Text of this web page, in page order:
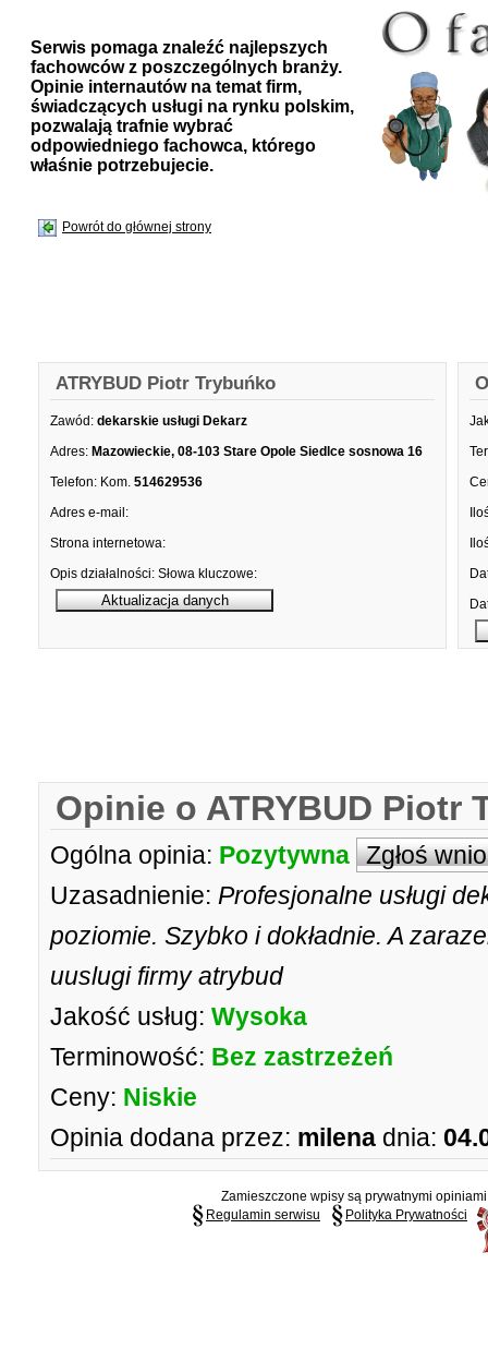
Serwis pomaga znaleźć najlepszych
fachowców z poszczególnych branży.
Opinie internautów na temat firm,
świadczących usługi na rynku polskim,
pozwalają trafnie wybrać
odpowiedniego fachowca, którego
właśnie potrzebujecie.
Powrót do głównej strony
ATRYBUD Piotr Trybuńko
Zawód: dekarskie usługi Dekarz
Adres: Mazowieckie, 08-103 Stare Opole Siedlce sosnowa 16
Telefon: Kom. 514629536
Adres e-mail:
Strona internetowa:
Opis działalności: Słowa kluczowe:
Opinie o ATRYBUD Piotr
Ogólna opinia: Pozytywna Zgłoś
Uzasadnienie: Profesjonalne usługi
poziomie. Szybko i dokładnie. A
uuslugi firmy atrybud
Jakość usług: Wysoka
Terminowość: Bez zastrzeżeń
Ceny: Niskie
Opinia dodana przez: milena dnia:
Zamieszczone wpisy są prywatnymi
Regulamin serwisu
Polityka Prywatności